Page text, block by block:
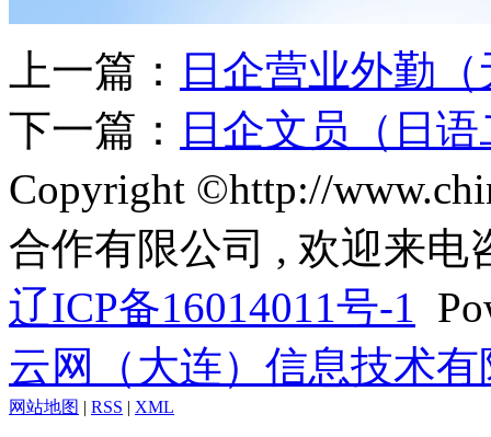
上一篇：
日企营业外勤
下一篇：
日企文员（日
Copyright ©http://
合作有限公司 , 欢迎来电
辽ICP备16014011号-1
云网（大连）信息技术有
网站地图 | RSS | XML